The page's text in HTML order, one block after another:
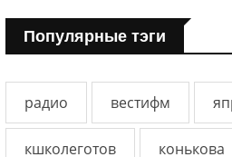
Популярные тэги
радио вестифм
кшколеготов конькова